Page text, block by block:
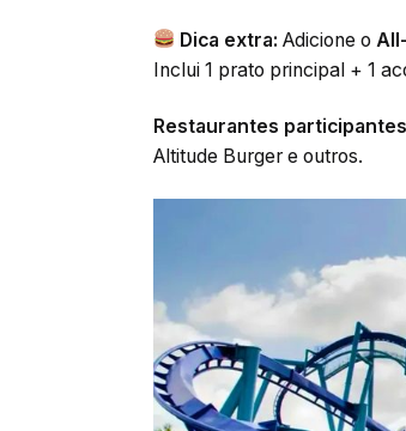
Dica extra: Adicione o
Inclui 1 prato principal + 1
Restaurantes
Altitude Burger e outros.